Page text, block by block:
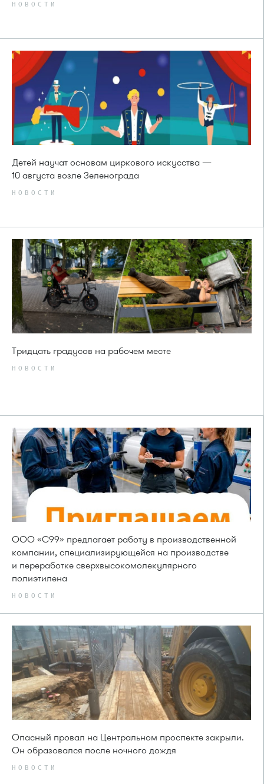
НОВОСТИ
Детей научат основам циркового искусства —
10 августа возле Зеленограда
НОВОСТИ
Тридцать градусов на рабочем месте
НОВОСТИ
ООО «С99» предлагает работу в производственной
компании, специализирующейся на производстве
и переработке сверхвысокомолекулярного
полиэтилена
НОВОСТИ
Опасный провал на Центральном проспекте закрыли.
Он образовался после ночного дождя
НОВОСТИ